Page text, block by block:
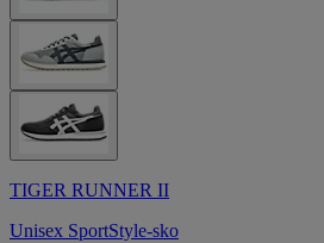
TIGER RUNNER II
Unisex SportStyle-sko